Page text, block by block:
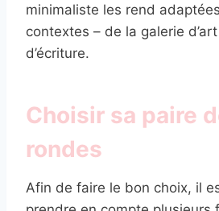
minimaliste les rend
contextes – de la galerie
d’écriture.
Choisir sa paire
rondes
Afin de faire le bon choix, il